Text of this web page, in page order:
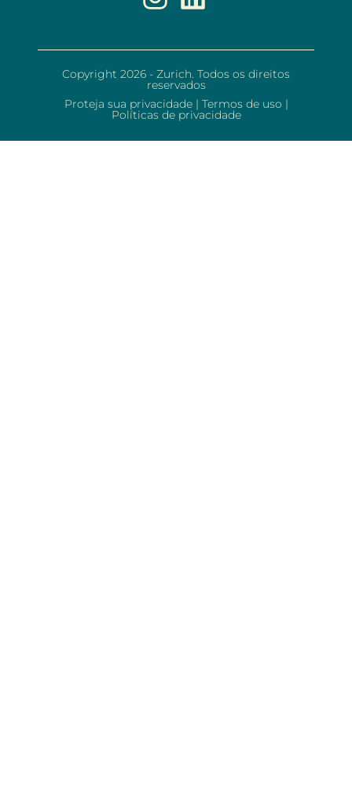
Copyright 2026 - Zurich. Todos os direitos
reservados
Proteja sua privacidade | Termos de uso |
Políticas de privacidade